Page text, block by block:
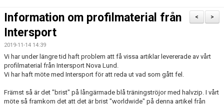
EVENEMANG
KIOSK OCH BOLLSERVICE
INFORMATION
>
<
Information om profilmaterial från
Intersport
2019-11-14 14:39
Vi har under längre tid haft problem att få vissa artiklar levererade av vårt
profilmaterial från Intersport Nova Lund.
Vi har haft möte med Intersport för att reda ut vad som gått fel.
Främst så är det "brist" på långärmade blå träningströjor med halvzip. I vårt
möte så framkom det att det är brist "worldwide" på denna artikel från